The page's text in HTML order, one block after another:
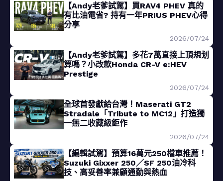
【Andy老爹試駕】買RAV4 PHEV 真的
有比油電省? 持有一年PRIUS PHEV心得
分享
2026/07/24
【Andy老爹試駕】多花7萬直接上頂規划
算嗎？小改款Honda CR-V e:HEV
Prestige
2026/07/24
全球首發獻給台灣！Maserati GT2
Stradale「Tribute to MC12」打造獨
一無二收藏級鉅作
2026/07/24
【編輯試駕】預算16萬元250檔車推薦！
Suzuki Gixxer 250／SF 250油冷科
技、高妥善率兼顧通勤與熱血